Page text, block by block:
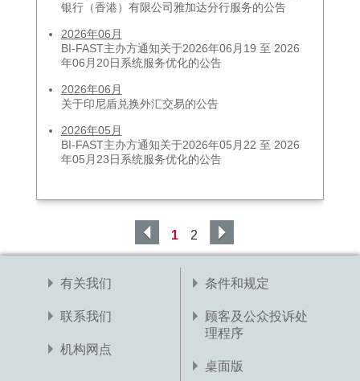
银行（香港）有限公司雅加达分行服务的公告
2026年06月
BI-FAST主办方通知关于2026年06月19 至 2026
年06月20日系统服务优化的公告
2026年06月
关于印尼盾兑换外汇交易的公告
2026年05月
BI-FAST主办方通知关于2026年05月22 至 2026
年05月23日系统服务优化的公告
1 2
有关我们
联系我们
机构网点
条件和规定
顾客及公众投诉处
理程序
桌面版